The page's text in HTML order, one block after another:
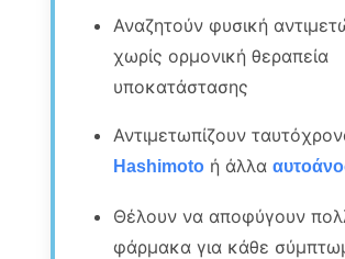
Αναζητούν φυσική
χωρίς ορμονική θεραπεία
υποκατάστασης
Αντιμετωπίζουν
Hashimoto ή άλλα
Θέλουν να αποφύγουν
φάρμακα για κάθε